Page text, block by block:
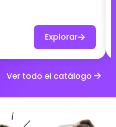
Explorar
Ver todo el catálogo